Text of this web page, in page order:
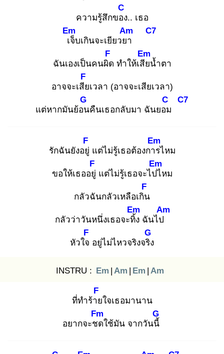
ความรู้สึกของ
C
.. เธอ
เจ็
Em
บเกินจะเยียวยา
Am C7
ฉันเองเป็นคนผิด
F
ทำให้เสีย
Em
น้ำตา
อาจจะเสีย
F
เวลา (อาจจะเสียเวลา)
แต่หากมันย้อน
G
คืนเธอกลับมา ฉันยอม
C C7
รักฉันยังอยู่
F
แต่ไม่รู้เธอต้องการ
Em
ไหม
ขอให้เธออยู่
F
แต่ไม่รู้เธอจะไปไ
Em
หม
กลัวฉันกลัวเหลือเกิน
F
กลัวว่าวันหนึ่งเธอจะทิ้ง
Em
ฉันไป
Am
หัวใจ
F
อยู่ไม่ไหวจริงจริง
G
INSTRU : Em | Am | Em | Am
ที่ทำร้าย
F
ใจเธอมานาน
อยากจะชด
Fm
ใช้มัน จากวันนี้
G